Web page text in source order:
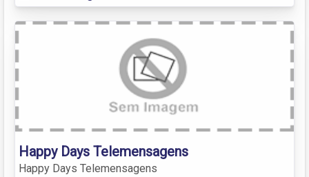
Happy Days Telemensagens
Happy Days Telemensagens